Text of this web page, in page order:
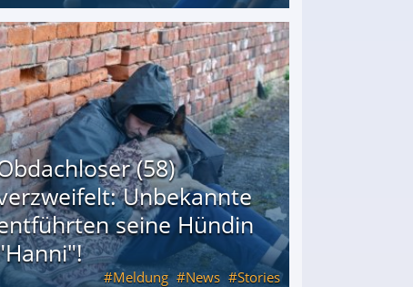
freigesprochen!
(58)
Unbekannte
seine Hündin
Meldung News Stories